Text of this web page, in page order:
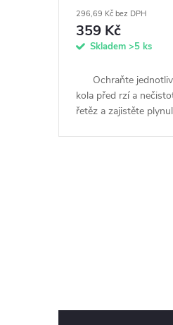
296,69 Kč bez DPH
359 Kč
Skladem >5 ks
Ochraňte
kola před rzí a
řetěz a zajistěte
rychlostí s
d